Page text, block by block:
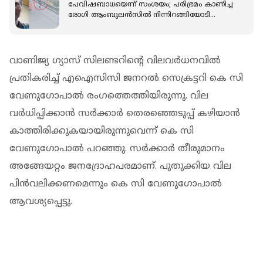
പേവിഷബാധയെന്ന് സംശയം; പരിഭ്രമം കാണിച്ച
രോഗി ആംബുലന്‍സില്‍ നിന്നിറങ്ങിയോടി
വാണിജ്യ ഗ്യാസ് സിലണ്ടറിന്റെ വിലവര്‍ധനവില്‍
പ്രതികരിച്ച് എഐസിസി ജനറല്‍ സെക്രട്ടറി കെ സി
വേണുഗോപാല്‍ രംഗത്തെത്തിയിരുന്നു. വില
വര്‍ധിപ്പിക്കാന്‍ സര്‍ക്കാര്‍ തെരഞ്ഞെടുപ്പ് കഴിയാന്‍
കാത്തിരിക്കുകയായിരുന്നുവെന്ന് കെ സി
വേണുഗോപാൽ പറഞ്ഞു. സര്‍ക്കാര്‍ തീരുമാനം
അങ്ങേയറ്റം ജനദ്രോഹപരമാണ്. പുതുക്കിയ വില
പിന്‍വലിക്കണമെന്നും കെ സി വേണുഗോപാൽ
ആവശ്യപ്പെട്ടു.